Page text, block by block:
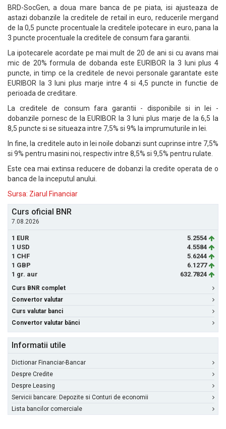
BRD-SocGen, a doua mare banca de pe piata, isi ajusteaza de
astazi dobanzile la creditele de retail in euro, reducerile mergand
de la 0,5 puncte procentuale la creditele ipotecare in euro, pana la
3 puncte procentuale la creditele de consum fara garantii.
La ipotecarele acordate pe mai mult de 20 de ani si cu avans mai
mic de 20% formula de dobanda este EURIBOR la 3 luni plus 4
puncte, in timp ce la creditele de nevoi personale garantate este
EURIBOR la 3 luni plus marje intre 4 si 4,5 puncte in functie de
perioada de creditare.
La creditele de consum fara garantii - disponibile si in lei -
dobanzile pornesc de la EURIBOR la 3 luni plus marje de la 6,5 la
8,5 puncte si se situeaza intre 7,5% si 9% la imprumuturile in lei.
In fine, la creditele auto in lei noile dobanzi sunt cuprinse intre 7,5%
si 9% pentru masini noi, respectiv intre 8,5% si 9,5% pentru rulate.
Este cea mai extinsa reducere de dobanzi la credite operata de o
banca de la inceputul anului.
Sursa: Ziarul Financiar
Curs oficial BNR
7.08.2026
1 EUR
5.2554
1 USD
4.5584
1 CHF
5.6244
1 GBP
6.1277
1 gr. aur
632.7824
Curs BNR complet
Convertor valutar
Curs valutar banci
Convertor valutar bănci
Informatii utile
Dictionar Financiar-Bancar
Despre Credite
Despre Leasing
Servicii bancare: Depozite si Conturi de economii
Lista bancilor comerciale